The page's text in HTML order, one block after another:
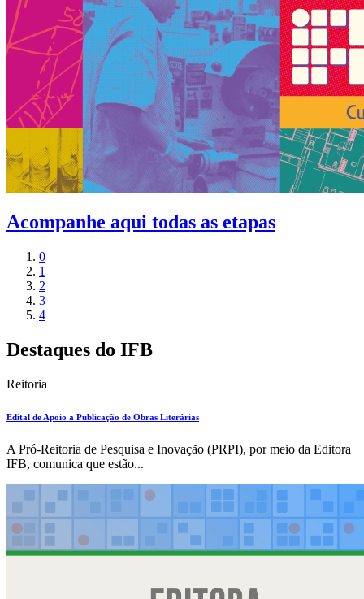
Acompanhe aqui todas as etapas
0
1
2
3
4
Destaques do IFB
Reitoria
Edital de Apoio a Publicação de Obras Literárias
A Pró-Reitoria de Pesquisa e Inovação (PRPI), por meio da Editora
IFB, comunica que estão...